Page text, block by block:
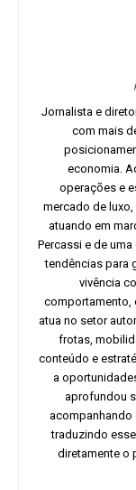
Jornalista e
com mais
economia.
operações e
mercado de
atuando em
Percassi e de
tendências para
vivência
comportamento,
atua no setor
frotas,
conteúdo e
a
aprofundou
acompanhando
traduzindo
diretamente o